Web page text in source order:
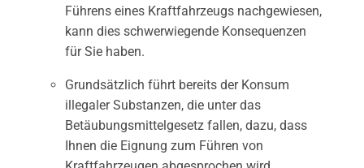
Führens eines Kraftfahrzeugs nachgewiesen,
kann dies schwerwiegende Konsequenzen
für Sie haben.
Grundsätzlich führt bereits der Konsum
illegaler Substanzen, die unter das
Betäubungsmittelgesetz fallen, dazu, dass
Ihnen die Eignung zum Führen von